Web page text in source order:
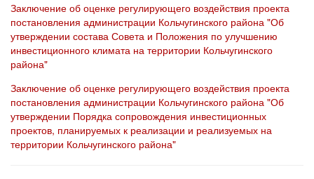
Заключение об оценке регулирующего воздействия проекта
постановления администрации Кольчугинского района "Об
утверждении состава Совета и Положения по улучшению
инвестиционного климата на территории Кольчугинского
района"
Заключение об оценке регулирующего воздействия проекта
постановления администрации Кольчугинского района "Об
утверждении Порядка сопровождения инвестиционных
проектов, планируемых к реализации и реализуемых на
территории Кольчугинского района"